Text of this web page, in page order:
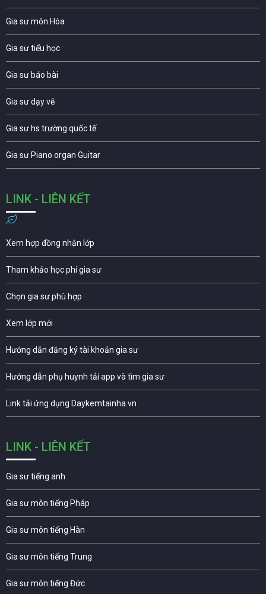
Gia sư môn Hóa
Gia sư tiểu học
Gia sư báo bài
Gia sư dạy vẽ
Gia sư hs trường quốc tế
Gia sư Piano organ Guitar
LINK - LIÊN KẾT
Xem hợp đồng nhận lớp
Tham khảo học phí gia sư
Chọn gia sư phù hợp
Xem lớp mới
Hướng dẫn đăng ký tài khoản gia sư
Hướng dẫn phụ huynh tải app và tìm gia sư
Link tải ứng dụng Daykemtainha.vn
LINK - LIÊN KẾT
Gia sư tiếng anh
Gia sư môn tiếng Pháp
Gia sư môn tiếng Hàn
Gia sư môn tiếng Trung
Gia sư môn tiếng Đức